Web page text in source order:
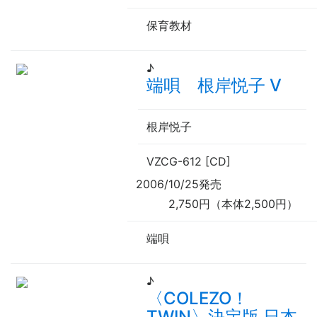
保育教材
♪
端唄 根岸悦子 Ⅴ
根岸悦子
VZCG-612 [CD]
2006/10/25発売
2,750円（本体2,500円）
端唄
♪
〈COLEZO！